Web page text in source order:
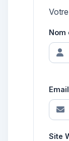
Nom
Email
Site